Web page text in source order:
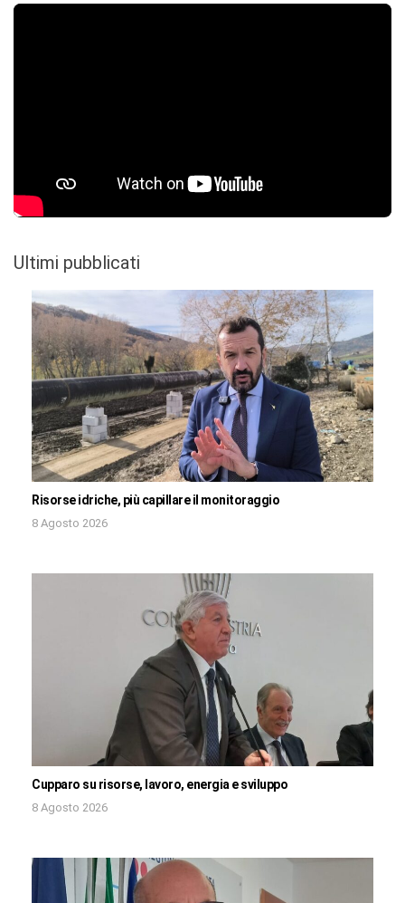
Ultimi pubblicati
Risorse idriche, più capillare il monitoraggio
8 Agosto 2026
Cupparo su risorse, lavoro, energia e sviluppo
8 Agosto 2026